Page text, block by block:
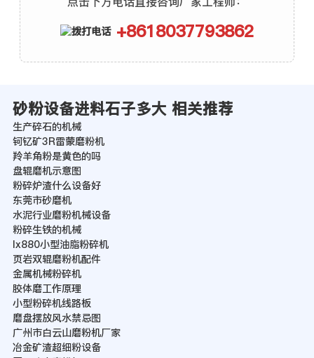
+8618037793862
砂粉设备进料石子多大 相关推荐
生产碎石的机械
钶钇矿3R雷蒙磨粉机
羚羊角粉是黄色的吗
盘辊磨机示意图
粉碎炉渣什么设备好
东莞市砂磨机
水泥行业磨粉机械设备
粉碎生铁的机械
lx880小型油脂粉碎机
页岩双辊磨粉机配件
金属机械粉碎机
胶体磨工作原理
小型粉碎机线路板
磨盘摆放风水禁忌图
广州市白云山磨粉机厂家
冶金矿渣超细粉设备